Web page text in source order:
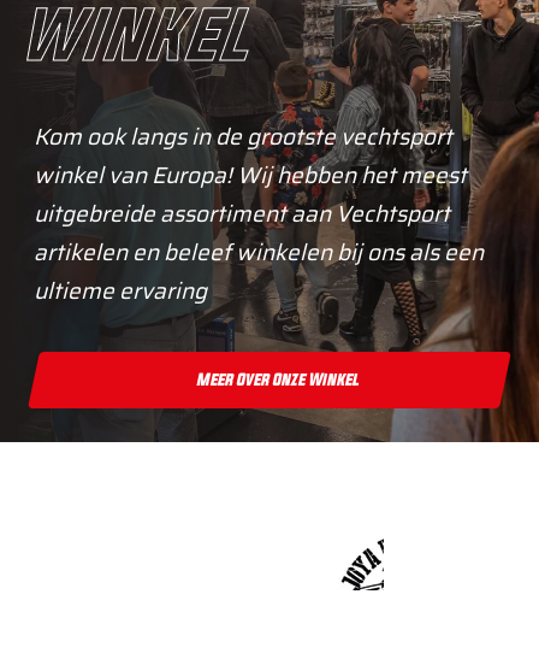
winkel
Kom ook langs in de grootste vechtsport
winkel van Europa! Wij hebben het meest
uitgebreide assortiment aan Vechtsport
artikelen en beleef winkelen bij ons als een
ultieme ervaring
Meer Over Onze Winkel